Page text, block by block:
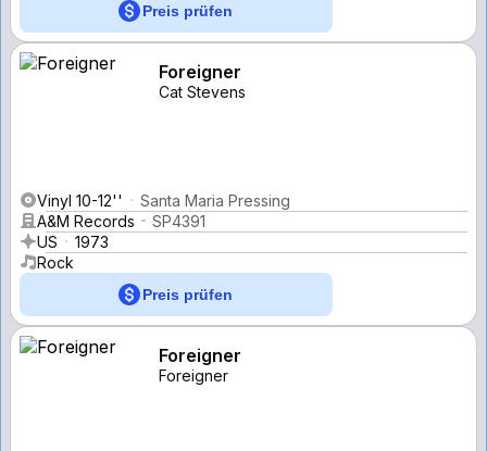
Preis prüfen
Foreigner
Cat Stevens
Vinyl 10-12''
Santa Maria Pressing
A&M Records
SP4391
US
1973
Rock
Preis prüfen
Foreigner
Foreigner